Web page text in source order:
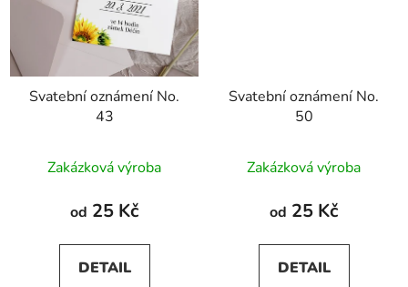
Svatební oznámení No.
43
hodnocení
produktu
5,0
z
Zakázková výroba
od 25 Kč
DETAIL
Svatební oznámení No.
50
hodnocení
produktu
5,0
z
Zakázková výroba
od 25 Kč
DETAIL